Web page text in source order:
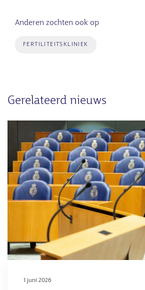
Anderen zochten ook op
FERTILITEITSKLINIEK
Gerelateerd nieuws
1 juni 2026